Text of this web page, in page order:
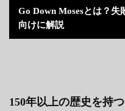
Go Down Mosesとは？
向けに解説
150年以上の歴史を持